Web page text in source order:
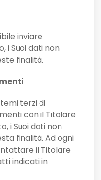
inviare
i Suoi dati non
finalità.
terzi di
con il Titolare
i Suoi dati non
finalità. Ad ogni
il Titolare
indicati in